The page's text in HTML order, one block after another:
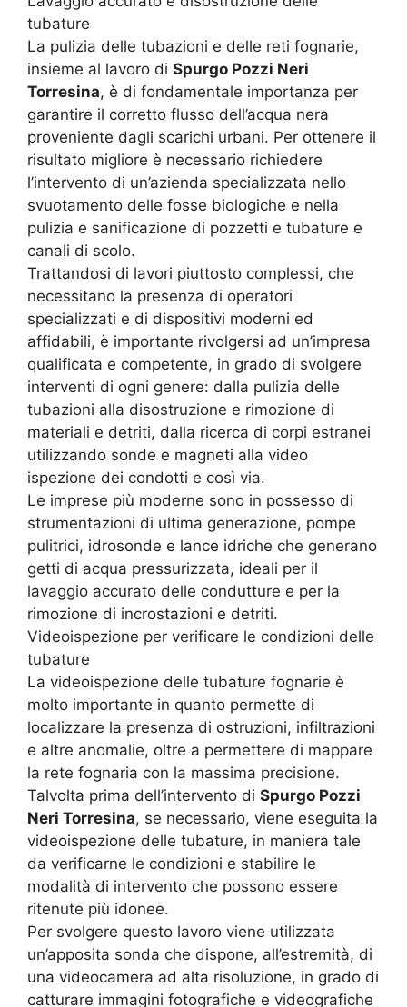
tubature
La pulizia delle tubazioni e delle reti fognarie,
insieme al lavoro di Spurgo Pozzi Neri
Torresina, è di fondamentale importanza per
garantire il corretto flusso dell’acqua nera
proveniente dagli scarichi urbani. Per ottenere il
risultato migliore è necessario richiedere
l’intervento di un’azienda specializzata nello
svuotamento delle fosse biologiche e nella
pulizia e sanificazione di pozzetti e tubature e
canali di scolo.
Trattandosi di lavori piuttosto complessi, che
necessitano la presenza di operatori
specializzati e di dispositivi moderni ed
affidabili, è importante rivolgersi ad un’impresa
qualificata e competente, in grado di svolgere
interventi di ogni genere: dalla pulizia delle
tubazioni alla disostruzione e rimozione di
materiali e detriti, dalla ricerca di corpi estranei
utilizzando sonde e magneti alla video
ispezione dei condotti e così via.
Le imprese più moderne sono in possesso di
strumentazioni di ultima generazione, pompe
pulitrici, idrosonde e lance idriche che generano
getti di acqua pressurizzata, ideali per il
lavaggio accurato delle condutture e per la
rimozione di incrostazioni e detriti.
Videoispezione per verificare le condizioni delle
tubature
La videoispezione delle tubature fognarie è
molto importante in quanto permette di
localizzare la presenza di ostruzioni, infiltrazioni
e altre anomalie, oltre a permettere di mappare
la rete fognaria con la massima precisione.
Talvolta prima dell’intervento di Spurgo Pozzi
Neri Torresina, se necessario, viene eseguita la
videoispezione delle tubature, in maniera tale
da verificarne le condizioni e stabilire le
modalità di intervento che possono essere
ritenute più idonee.
Per svolgere questo lavoro viene utilizzata
un’apposita sonda che dispone, all’estremità, di
una videocamera ad alta risoluzione, in grado di
catturare immagini fotografiche e videografiche